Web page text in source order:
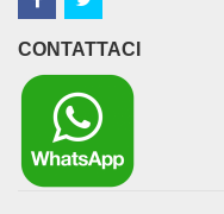
CONTATTACI